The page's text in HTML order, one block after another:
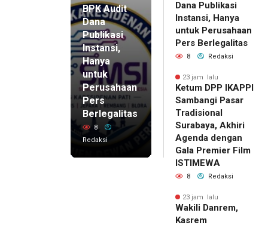
BPK Audit
Dana
Publikasi
Instansi,
Hanya
untuk
Perusahaan
Pers
Berlegalitas
8
Redaksi
Dana Publikasi
Instansi, Hanya
untuk Perusahaan
Pers Berlegalitas
8 Redaksi
23 jam lalu
Ketum DPP IKAPPI
Sambangi Pasar
Tradisional
Surabaya, Akhiri
Agenda dengan
Gala Premier Film
ISTIMEWA
8 Redaksi
23 jam lalu
Wakili Danrem,
Kasrem